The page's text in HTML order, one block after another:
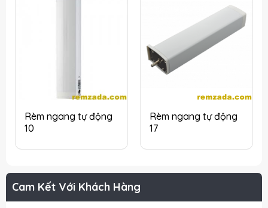
Cam Kết Với Khách Hàng
Rèm ngang tự động
10
Rèm ngang tự động
17